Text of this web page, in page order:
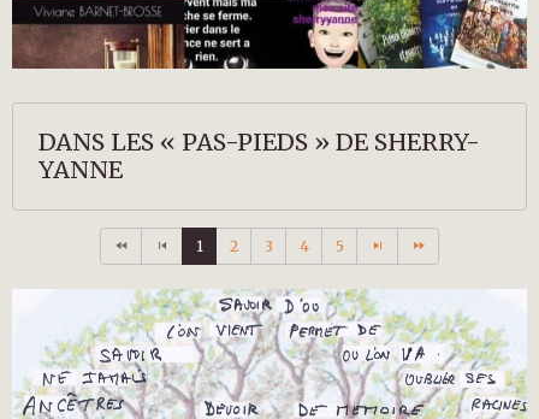
DANS LES « PAS-PIEDS » DE SHERRY-
YANNE
1 2 3 4 5